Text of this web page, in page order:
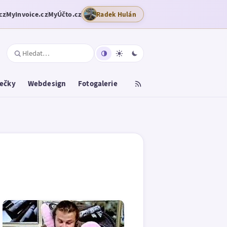
MyInvoice.czMyÚčto.cz Radek Hulán
Webdesign Fotogalerie